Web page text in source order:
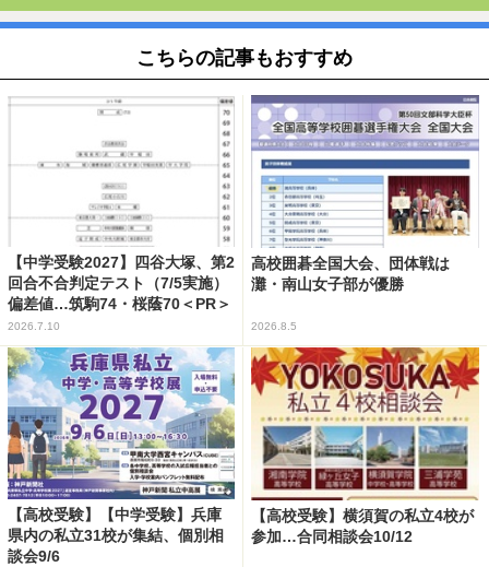
こちらの記事もおすすめ
【中学受験2027】四谷大塚、第2
回合不合判定テスト（7/5実施）
偏差値…筑駒74・桜蔭70＜PR＞
2026.7.10
高校囲碁全国大会、団体戦は
灘・南山女子部が優勝
2026.8.5
【高校受験】【中学受験】兵庫
県内の私立31校が集結、個別相
談会9/6
【高校受験】横須賀の私立4校が
参加…合同相談会10/12